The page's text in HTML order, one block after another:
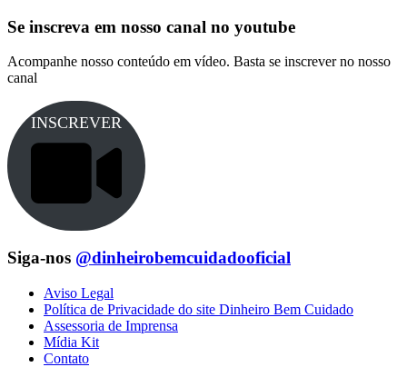
Se inscreva em nosso canal no youtube
Acompanhe nosso conteúdo em vídeo. Basta se inscrever no nosso
canal
INSCREVER
Siga-nos @dinheirobemcuidadooficial
Aviso Legal
Política de Privacidade do site Dinheiro Bem Cuidado
Assessoria de Imprensa
Mídia Kit
Contato